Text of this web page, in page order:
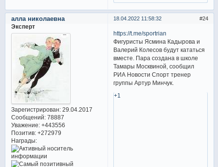
24
18.04.2022 11:58:32
алла николаевна
Эксперт
Зарегистрирован: 29.04.2017
Сообщений:78887
Уважение: +443556
Позитив: +272979
Награды:
https://t.me/sportrian
Фигуристы Ясмина Кадырова и
Валерий Колесов будут кататься
вместе. Пара создана в школе
Тамары Москвиной, сообщил
РИА Новости Спорт тренер
группы Артур Минчук.
+1